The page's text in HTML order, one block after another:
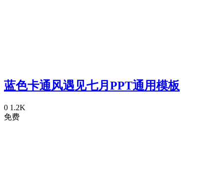
蓝色卡通风遇见七月PPT通用模板
0 1.2K
免费